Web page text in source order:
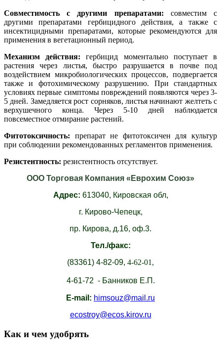
Совместимость с другими препаратами: совместим с
другими препаратами гербицидного действия, а также с
инсектицидными препаратами, которые рекомендуются для
применения в вегетационный период.
Механизм действия: гербицид моментально поступает в
растения через листья, быстро разрушается в почве под
воздействием микробиологических процессов, подвергается
также и фотохимическому разрушению. При стандартных
условиях первые симптомы повреждений появляются через 3-
5 дней. Замедляется рост сорняков, листья начинают желтеть с
верхушечного конца. Через 5-10 дней наблюдается
повсеместное отмирание растений.
Фитотоксичность: препарат не фитотоксичен для культур
при соблюдении рекомендованных регламентов применения.
Резистентность: резистентность отсутствует.
ООО Торговая Компания «Еврохим Союз»
Адрес: 613040, Кировская обл,
г. Кирово-Чепецк,
пр. Кирова, д.16, оф.3.
Тел./факс:
(83361) 4-82-09, 4-62-01,
4-61-72 - Банников Е.П.
E-mail: himsouz@mail.ru
ecostroy@ecos.kirov.ru
Как и чем удобрять